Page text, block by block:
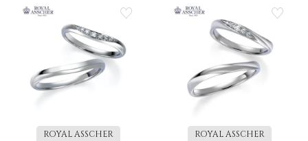
ROYAL ASSCHER ROYAL ASSCHER